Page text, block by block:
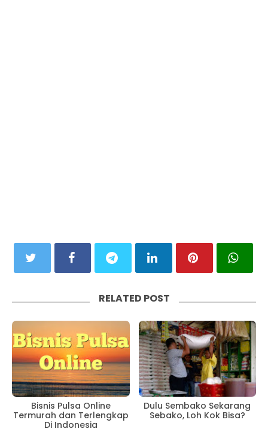
RELATED POST
Bisnis Pulsa Online
Termurah dan Terlengkap
Di Indonesia
Dulu Sembako Sekarang
Sebako, Loh Kok Bisa?